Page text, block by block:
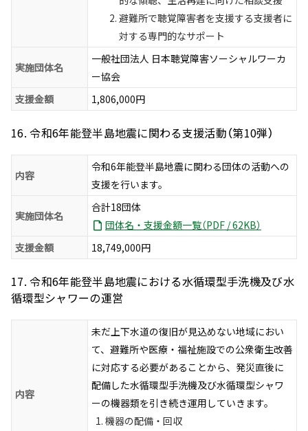
避難所で聴覚障害者を支援する支援者に
対する専門的なサポート
実施団体名
一般社団法人 日本聴覚障害ソーシャルワーカ
ー協会
支援金額
1,806,000円
16. 令和6年能登半島地震に関わる支援活動（第10弾）
内容
令和6年能登半島地震に関わる団体の活動への
支援を行います。
実施団体名
合計18団体
団体名・支援金額一覧（PDF / 62KB）
支援金額
18,749,000円
17. 令和6年能登半島地震における水循環型手洗機及び水
循環型シャワーの運営
内容
未だ上下水道の復旧が見込めない地域におい
て、避難所や医療・福祉施設での公衆衛生改善
に対応する必要があることから、発災直後に
配備した水循環型手洗機及び水循環型シャワ
ーの機器類を引き続き運用していきます。
機器の配備・回収